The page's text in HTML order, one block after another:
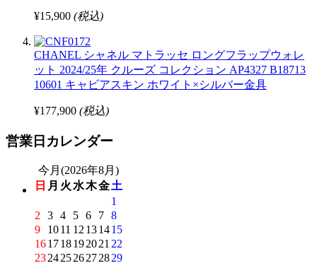
¥15,900 (税込)
CHANEL シャネル マトラッセ ロングフラップウォレ
ット 2024/25年 クルーズ コレクション AP4327 B18713
10601 キャビアスキン ホワイト×シルバー金具
¥177,900 (税込)
営業日カレンダー
今月(2026年8月)
日 月 火 水木金土
1
2
3 4 5 6 7 8
9
1011 12 131415
161718192021 22
23242526272829